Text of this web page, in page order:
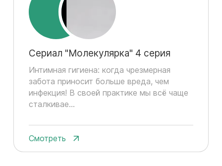
Сериал "Молекулярка" 4 серия
Интимная гигиена: когда чрезмерная
забота приносит больше вреда, чем
инфекция! В своей практике мы всё чаще
сталкивае...
Смотреть